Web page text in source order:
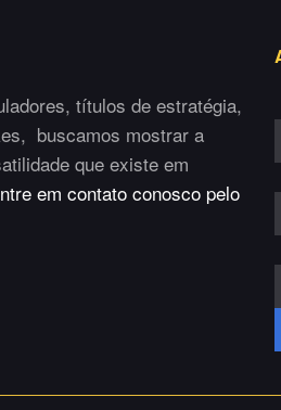
títulos de estratégia,
buscamos mostrar a
que existe em
em contato conosco pelo